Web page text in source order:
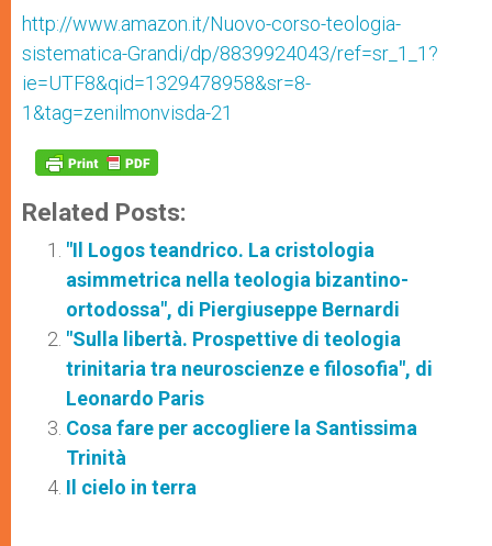
http://www.amazon.it/Nuovo-corso-teologia-
sistematica-Grandi/dp/8839924043/ref=sr_1_1?
ie=UTF8&qid=1329478958&sr=8-
1&tag=zenilmonvisda-21
Related Posts:
"Il Logos teandrico. La cristologia
asimmetrica nella teologia bizantino-
ortodossa", di Piergiuseppe Bernardi
"Sulla libertà. Prospettive di teologia
trinitaria tra neuroscienze e filosofia", di
Leonardo Paris
Cosa fare per accogliere la Santissima
Trinità
Il cielo in terra